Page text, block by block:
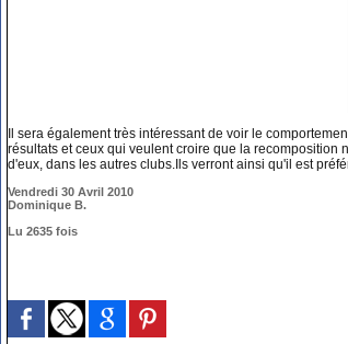
Il sera également très intéressant de voir le
résultats et ceux qui veulent croire que la recomposition
d'eux, dans les autres clubs.Ils verront ainsi qu'il est
Vendredi 30 Avril 2010
Dominique B.
Lu 2635 fois